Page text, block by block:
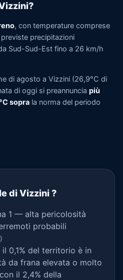
, con temperature comprese
precipitazioni
Sud-Sud-Est fino a 26 km/h
di agosto a Vizzini (26,9°C di
di oggi si preannuncia più
sopra la norma del periodo
di Vizzini ?
1 — alta pericolosità
probabili
il 0,1% del territorio è in
da frana elevata o molto
il 2,4% della